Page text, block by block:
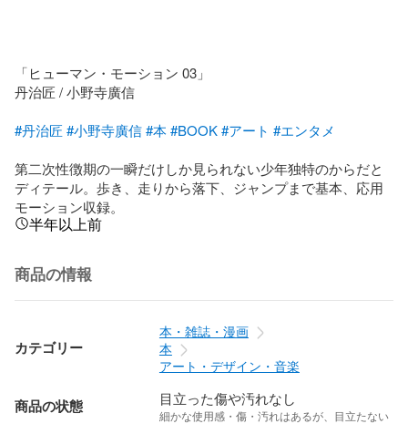
「ヒューマン・モーション 03」
丹治匠 / 小野寺廣信
#丹治匠 #小野寺廣信#本#BOOK#アート #エンタメ
第二次性徴期の一瞬だけしか見られない少年独特のからだと
ディテール。歩き、走りから落下、ジャンプまで基本、応用
モーション収録。
半年以上前
商品の情報
カテゴリー
本・雑誌・漫画
本
アート・デザイン・音楽
商品の状態 目立った傷や汚れなし
細かな使用感・傷・汚れはあるが、目立たない